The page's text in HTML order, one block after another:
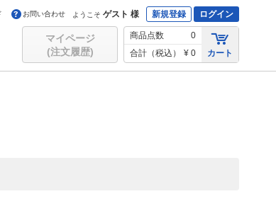
お問い合わせ ようこそ ゲスト 様 新規登録 ログイン
マイページ
(注文履歴)
商品点数
0
合計（税込）
¥ 0 カート